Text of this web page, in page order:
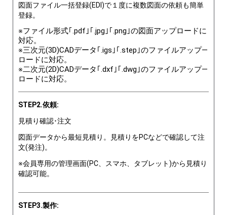
図面ファイル一括登録(EDI)で１度に複数図面の依頼も簡単
登録。
※ファイル形式｢.pdf｣｢.jpg｣｢.png｣の図面アップロードに
対応。
※三次元(3D)CADデータ｢.igs｣｢.step｣のファイルアップ―
ロードに対応。
※二次元(2D)CADデータ｢.dxf｣｢.dwg｣のファイルアップ―
ロードに対応。
STEP2.依頼:
見積り確認･注文
図面データから最短見積り。見積りをPCなどで確認して注
文(発注)。
※会員専用の管理画面(PC、スマホ、タブレット)から見積り
確認可能。
STEP3.製作: